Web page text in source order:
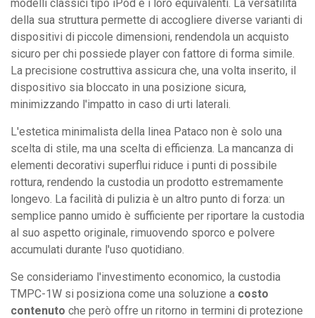
modelli classici tipo iPod e i loro equivalenti. La versatilità
della sua struttura permette di accogliere diverse varianti di
dispositivi di piccole dimensioni, rendendola un acquisto
sicuro per chi possiede player con fattore di forma simile.
La precisione costruttiva assicura che, una volta inserito, il
dispositivo sia bloccato in una posizione sicura,
minimizzando l'impatto in caso di urti laterali.
L'estetica minimalista della linea Pataco non è solo una
scelta di stile, ma una scelta di efficienza. La mancanza di
elementi decorativi superflui riduce i punti di possibile
rottura, rendendo la custodia un prodotto estremamente
longevo. La facilità di pulizia è un altro punto di forza: un
semplice panno umido è sufficiente per riportare la custodia
al suo aspetto originale, rimuovendo sporco e polvere
accumulati durante l'uso quotidiano.
Se consideriamo l'investimento economico, la custodia
TMPC-1W si posiziona come una soluzione a costo
contenuto che però offre un ritorno in termini di protezione